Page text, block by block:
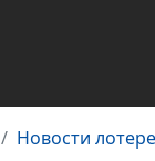
Новости